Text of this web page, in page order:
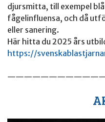
djursmitta, till exempel
fågelinfluensa, och då
eller sanering.
Här hitta du 2025 års
https://